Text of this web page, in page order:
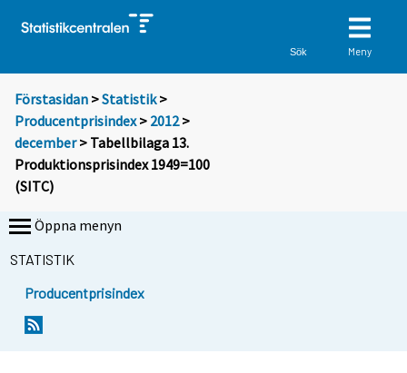
Sök Meny
Förstasidan >Statistik >
Producentprisindex> 2012>
december> Tabellbilaga 13.
Produktionsprisindex 1949=100
(SITC)
Öppna menyn
STATISTIK
Producentprisindex